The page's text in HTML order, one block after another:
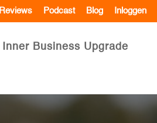
Reviews Podcast Blog Inloggen
Inner Business Upgrade